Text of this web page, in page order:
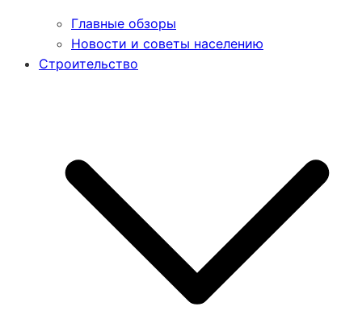
Главные обзоры
Новости и советы населению
Строительство